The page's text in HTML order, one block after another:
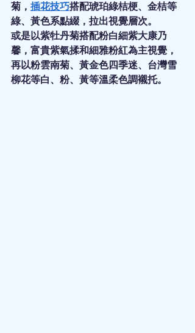
菊， 插花技巧搭配琥珀綠桔梗、金桔等
綠、黃色系點綴，拉出視覺層次。
或是以紫牡丹菊搭配粉白細紫大康乃
馨，富貴紫氣揉和細雅粉紅為主視覺，
再以粉雲南菊、黃金色四季迷、台灣雪
柳花等白、粉、黃等溫柔色調襯托。